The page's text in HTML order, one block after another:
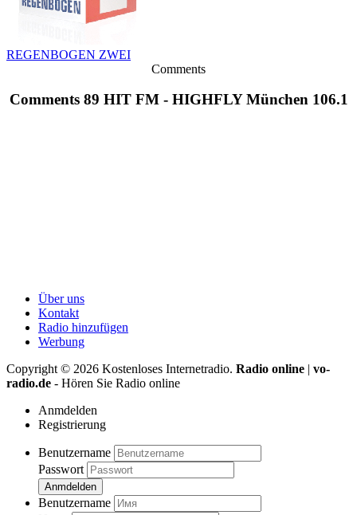
REGENBOGEN ZWEI
Comments
Comments 89 HIT FM - HIGHFLY München 106.1
Über uns
Kontakt
Radio hinzufügen
Werbung
Copyright © 2026 Kostenloses Internetradio. Radio online | vo-
radio.de - Hören Sie Radio online
Anmdelden
Registrierung
Benutzername
Passwort
Anmdelden
Benutzername